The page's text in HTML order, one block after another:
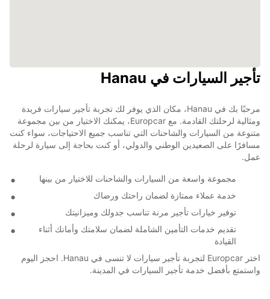
تأجير السيارات في Hanau
مرحبًا بك في Hanau، مكان الذي يوفر لك تجربة تأجير سيارات فريدة
ومثالية لرحلتك القادمة. مع Europcar، يمكنك الاختيار من بين مجموعة
متنوعة من السيارات والشاحنات التي تناسب جميع الاحتياجات، سواء كنت
مسافرًا على الصعيدين الوطني والدولي، أو كنت بحاجة إلى سيارة لرحلة
عمل.
مجموعة واسعة من السيارات والشاحنات للاختيار من بينها
خدمة عملاء ممتازة لضمان راحتك ورضاك
توفير خيارات تأجير مرنة تناسب جدولك وميزانيتك
تقديم خدمات التأمين الشاملة لضمان سلامتك وأمانك أثناء
القيادة
اختر Europcar لتجربة تأجير سيارات لا تنسى في Hanau. احجز اليوم
واستمتع بأفضل خدمة تأجير السيارات في المدينة.